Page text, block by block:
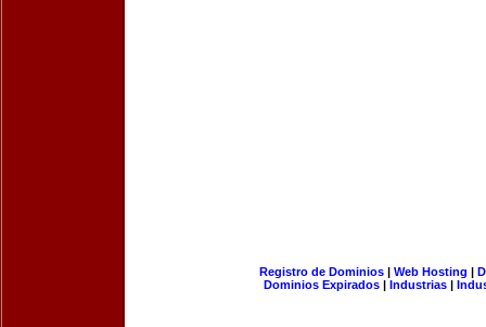
Registro de Dominios| Web Hosting |
Dominios Expirados | Industrias |